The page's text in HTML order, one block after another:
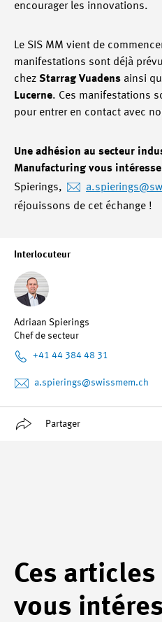
Interlocuteur
Adriaan Spierings
Chef de secteur
+41 44 384 48 31
a.spierings@swissmem.ch
Partager
encourager les innovations.
Le SIS MM vient de
manifestations sont déjà
chez Starrag Vuadens ainsi
Lucerne. Ces manifestations
pour entrer en contact avec
Une adhésion au secteur
Manufacturing vous intéresse
Spierings,
a.spierings
réjouissons de cet échange !
Ces
vous